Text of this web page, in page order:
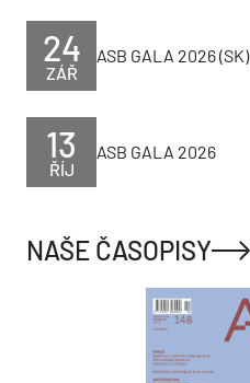
ZÁŘ
24 ASB GALA 2026 (SK)
ŘÍJ
13 ASB GALA 2026
NAŠE ČASOPISY